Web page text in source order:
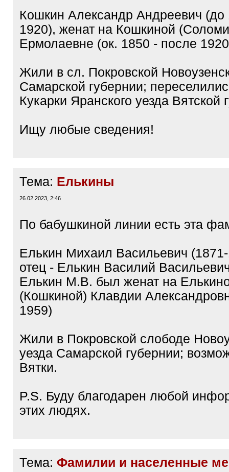
Кошкин Александр Андреевич (до
1920), женат на Кошкиной
Ермолаевне (ок. 1850 - после
Жили в сл. Покровской
Самарской губернии;
Кукарки Яранского уезда Вятской
Ищу любые сведения!
Тема: Елькины
26.02.2023, 2:46
По бабушкиной линии есть эта
Елькин Михаил Васильевич (1871-
отец - Елькин Василий
Елькин М.В. был женат на
(Кошкиной) Клавдии
1959)
Жили в Покровской слободе
уезда Самарской губернии;
Вятки.
P.S. Буду благодарен любой
этих людях.
Тема: Фамилии и населенные